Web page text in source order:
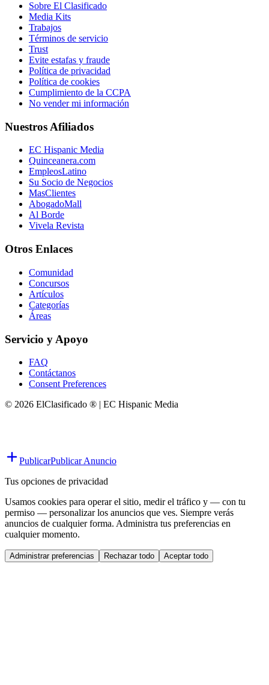
Sobre El Clasificado
Media Kits
Trabajos
Términos de servicio
Trust
Evite estafas y fraude
Política de privacidad
Política de cookies
Cumplimiento de la CCPA
No vender mi información
Nuestros Afiliados
EC Hispanic Media
Quinceanera.com
EmpleosLatino
Su Socio de Negocios
MasClientes
AbogadoMall
Al Borde
Vivela Revista
Otros Enlaces
Comunidad
Concursos
Artículos
Categorías
Áreas
Servicio y Apoyo
FAQ
Contáctanos
Consent Preferences
© 2026 ElClasificado ® | EC Hispanic Media
PublicarPublicar Anuncio
Tus opciones de privacidad
Usamos cookies para operar el sitio, medir el tráfico y — con tu
permiso — personalizar los anuncios que ves. Siempre verás
anuncios de cualquier forma. Administra tus preferencias en
cualquier momento.
Administrar preferencias Rechazar todo Aceptar todo